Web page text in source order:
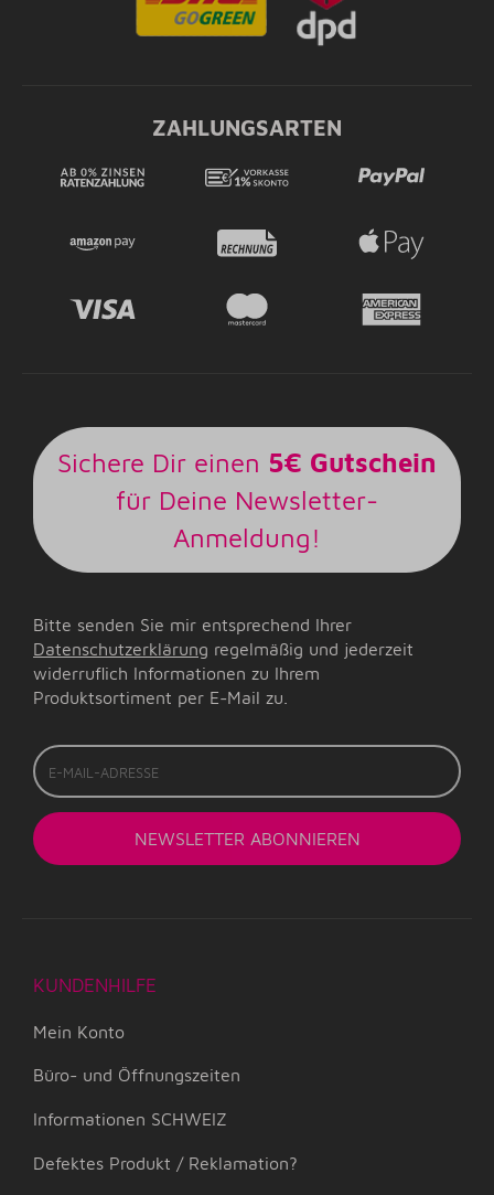
ZAHLUNGSARTEN
Sichere Dir einen 5€ Gutschein
für Deine Newsletter-
Anmeldung!
Bitte senden Sie mir entsprechend Ihrer
Datenschutzerklärung regelmäßig und jederzeit
widerruflich Informationen zu Ihrem
Produktsortiment per E-Mail zu.
E-
Mail-
Adresse
NEWSLETTER ABONNIEREN
KUNDENHILFE
Mein Konto
Büro- und Öffnungszeiten
Informationen SCHWEIZ
Defektes Produkt / Reklamation?